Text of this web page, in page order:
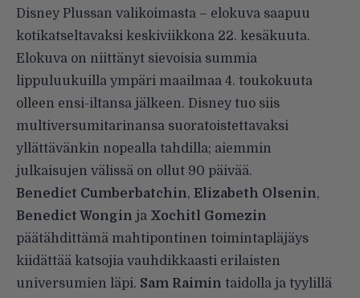
Disney Plussan valikoimasta – elokuva saapuu
kotikatseltavaksi keskiviikkona 22. kesäkuuta.
Elokuva on niittänyt sievoisia summia
lippuluukuilla ympäri maailmaa 4. toukokuuta
olleen ensi-iltansa jälkeen. Disney tuo siis
multiversumitarinansa suoratoistettavaksi
yllättävänkin nopealla tahdilla; aiemmin
julkaisujen välissä on ollut 90 päivää.
Benedict Cumberbatchin, Elizabeth Olsenin,
Benedict Wongin ja Xochitl Gomezin
päätähdittämä mahtipontinen toimintapläjäys
kiidättää katsojia vauhdikkaasti erilaisten
universumien läpi. Sam Raimin taidolla ja tyylillä